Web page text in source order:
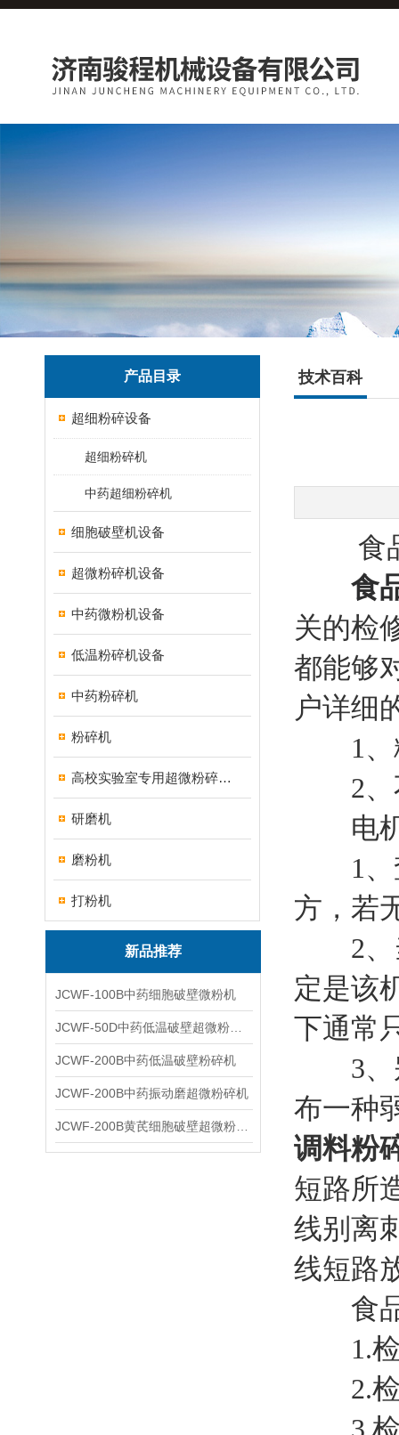
产品目录
超细粉碎设备
超细粉碎机
中药超细粉碎机
细胞破壁机设备
超微粉碎机设备
中药微粉机设备
低温粉碎机设备
中药粉碎机
粉碎机
高校实验室专用超微粉碎机设备
研磨机
磨粉机
打粉机
新品推荐
JCWF-100B中药细胞破壁微粉机
JCWF-200B中药低温破壁粉碎机
JCWF-200B中药振动磨超微粉碎机
技术百科
食品
食
关的检
都能够
户详细
1、
2、
电机
1、查
方，若
2、当
定是该
下通常
3、别
布一种
调料粉
短路所
线别离
线短路
食品
1.检
2.检